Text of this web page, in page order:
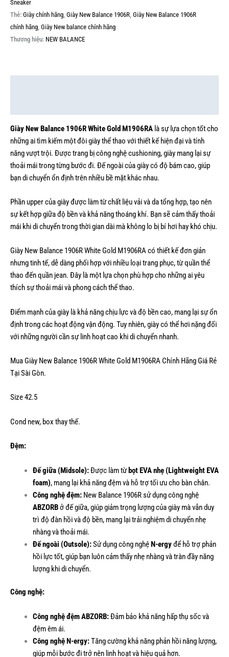
Sneaker
Thẻ: Giày chính hãng Giày New Balance 1906R Giày New Balance 1906R
chính hãng Giày New balance chính hãng
Thương hiệu: NEW BALANCE
Giày New Balance 1906R White Gold M1906RA là sự lựa chọn tốt cho
những ai tìm kiếm một đôi giày thể thao với thiết kế hiện đại và tính
năng vượt trội. Được trang bị công nghệ cushioning, giày mang lại sự
thoải mái trong từng bước đi. Đế ngoài của giày có độ bám cao, giúp
bạn di chuyển ổn định trên nhiều bề mặt khác nhau.
Phần upper của giày được làm từ chất liệu vải và da tổng hợp, tạo nên
sự kết hợp giữa độ bền và khả năng thoáng khí. Bạn sẽ cảm thấy thoải
mái khi di chuyển trong thời gian dài mà không lo bị bí hơi hay khó chịu.
Giày New Balance 1906R White Gold M1906RA có thiết kế đơn giản
nhưng tinh tế, dễ dàng phối hợp với nhiều loại trang phục, từ quần thể
thao đến quần jean. Đây là một lựa chọn phù hợp cho những ai yêu
thích sự thoải mái và phong cách thể thao.
Điểm mạnh của giày là khả năng chịu lực và độ bền cao, mang lại sự ổn
định trong các hoạt động vận động. Tuy nhiên, giày có thể hơi nặng đối
với những người cần sự linh hoạt cao khi di chuyển nhanh.
Mua Giày New Balance 1906R White Gold M1906RA Chính Hãng Giá Rẻ
Tại Sài Gòn.
Size 42.5
Cond new, box thay thế.
Đệm:
Đế giữa (Midsole):Được làm từ bọt EVA nhẹ (Lightweight EVA
foam), mang lại khả năng đệm và hỗ trợ tối ưu cho bàn chân.
Công nghệ đệm:New Balance 1906R sử dụng công nghệ
ABZORBở đế giữa, giúp giảm trọng lượng của giày mà vẫn duy
trì độ đàn hồi và độ bền, mang lại trải nghiệm di chuyển nhẹ
nhàng và thoải mái.
Đế ngoài (Outsole):Sử dụng công nghệN-ergyđể hỗ trợ phản
hồi lực tốt, giúp bạn luôn cảm thấy nhẹ nhàng và tràn đầy năng
lượng khi di chuyển.
Công nghệ:
Công nghệ đệm ABZORB:Đảm bảo khả năng hấp thụ sốc và
đệm êm ái.
Công nghệ N-ergy:Tăng cường khả năng phản hồi năng lượng,
giúp mỗi bước đi trở nên linh hoạt và hiệu quả hơn.